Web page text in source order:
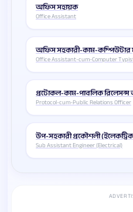
অফিস সহায়ক
Office Assistant
অফিস সহকারী-কাম-কম্পিউটার
Office Assistant-cum-Computer
প্রটোকল-কাম-পাবলিক
Protocol-cum-Public Relations Officer
উপ-সহকারী প্রকৌশলী
Sub Assistant Engineer (Electrical)